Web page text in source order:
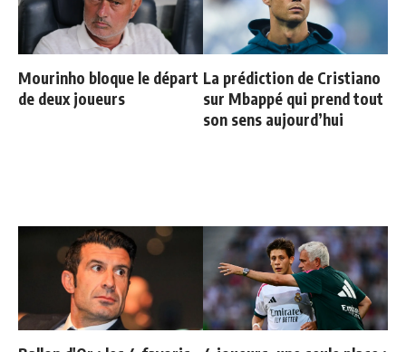
Mourinho bloque le départ
de deux joueurs
La prédiction de Cristiano
sur Mbappé qui prend tout
son sens aujourd’hui